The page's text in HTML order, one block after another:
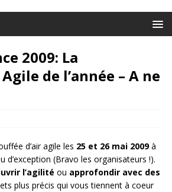
2009: La
de l’année – A ne
d’air agile les 25 et 26 mai 2009à
d’exception (Bravo les organisateurs !).
l’agilité ou approfondir avec des
plus précis qui vous tiennent à coeur